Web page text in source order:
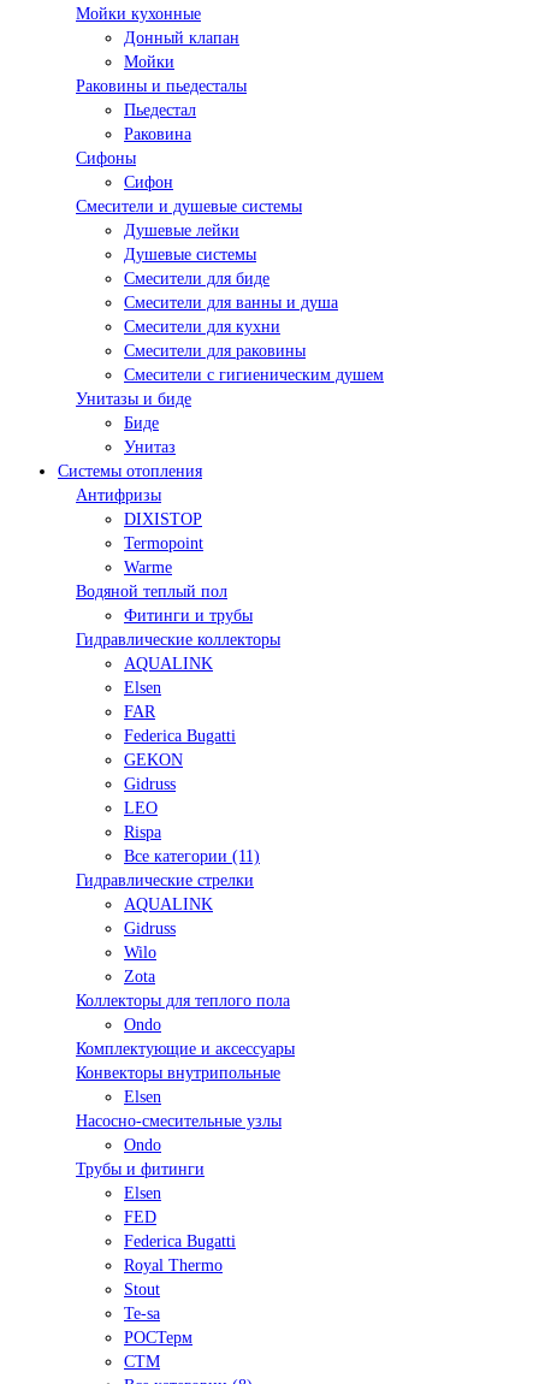
Мойки кухонные
Донный клапан
Мойки
Раковины и пьедесталы
Пьедестал
Раковина
Сифоны
Сифон
Смесители и душевые системы
Душевые лейки
Душевые системы
Смесители для биде
Смесители для ванны и душа
Смесители для кухни
Смесители для раковины
Смесители с гигиеническим душем
Унитазы и биде
Биде
Унитаз
Системы отопления
Антифризы
DIXISTOP
Termopoint
Warme
Водяной теплый пол
Фитинги и трубы
Гидравлические коллекторы
AQUALINK
Elsen
FAR
Federica Bugatti
GEKON
Gidruss
LEO
Rispa
Все категории (11)
Гидравлические стрелки
AQUALINK
Gidruss
Wilo
Zota
Коллекторы для теплого пола
Ondo
Комплектующие и аксессуары
Конвекторы внутрипольные
Elsen
Насосно-смесительные узлы
Ondo
Трубы и фитинги
Elsen
FED
Federica Bugatti
Royal Thermo
Stout
Te-sa
РОСТерм
СТМ